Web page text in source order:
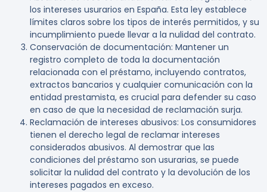
los intereses usurarios en España. Esta ley establece
límites claros sobre los tipos de interés permitidos, y su
incumplimiento puede llevar a la nulidad del contrato.
Conservación de documentación: Mantener un
registro completo de toda la documentación
relacionada con el préstamo, incluyendo contratos,
extractos bancarios y cualquier comunicación con la
entidad prestamista, es crucial para defender su caso
en caso de que la necesidad de reclamación surja.
Reclamación de intereses abusivos: Los consumidores
tienen el derecho legal de reclamar intereses
considerados abusivos. Al demostrar que las
condiciones del préstamo son usurarias, se puede
solicitar la nulidad del contrato y la devolución de los
intereses pagados en exceso.